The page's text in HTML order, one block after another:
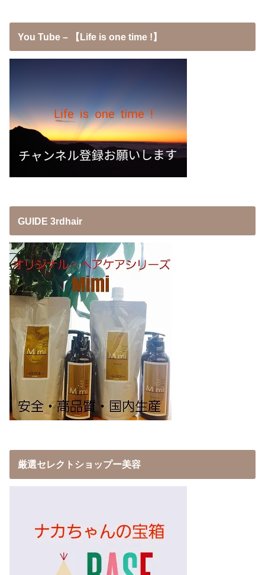
You Tube – 【Life is one time !】
GUIDE 3rdhair
厳選セレクトショップー美容